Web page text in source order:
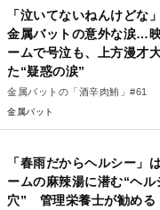
「泣いてないねんけどな
金属バットの意外な涙…
ームで号泣も、上方漫才
た“疑惑の涙”
金属バットの「酒辛肉鮪」#61
金属バット
「春雨だからヘルシー」
ームの麻辣湯に潜む“ヘル
穴” 管理栄養士が勧める